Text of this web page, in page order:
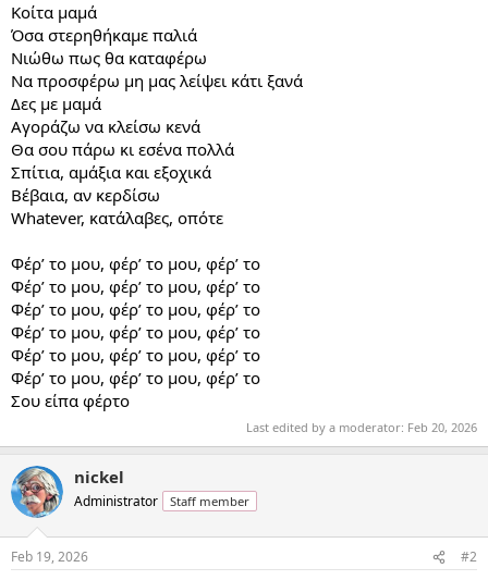
Κοίτα μαμά
Όσα στερηθήκαμε παλιά
Νιώθω πως θα καταφέρω
Να προσφέρω μη μας λείψει κάτι ξανά
Δες με μαμά
Αγοράζω να κλείσω κενά
Θα σου πάρω κι εσένα πολλά
Σπίτια, αμάξια και εξοχικά
Βέβαια, αν κερδίσω
Whatever, κατάλαβες, οπότε
Φέρ’ το μου, φέρ’ το μου, φέρ’ το
Φέρ’ το μου, φέρ’ το μου, φέρ’ το
Φέρ’ το μου, φέρ’ το μου, φέρ’ το
Φέρ’ το μου, φέρ’ το μου, φέρ’ το
Φέρ’ το μου, φέρ’ το μου, φέρ’ το
Φέρ’ το μου, φέρ’ το μου, φέρ’ το
Σου είπα φέρτο
Last edited by a moderator: Feb 20, 2026
nickel
Administrator Staff member
Feb 19, 2026 #2